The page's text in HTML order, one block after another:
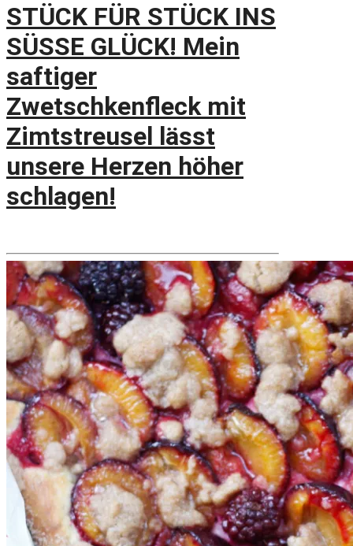
STÜCK FÜR STÜCK INS
SÜSSE GLÜCK! Mein
saftiger
Zwetschkenfleck mit
Zimtstreusel lässt
unsere Herzen höher
schlagen!